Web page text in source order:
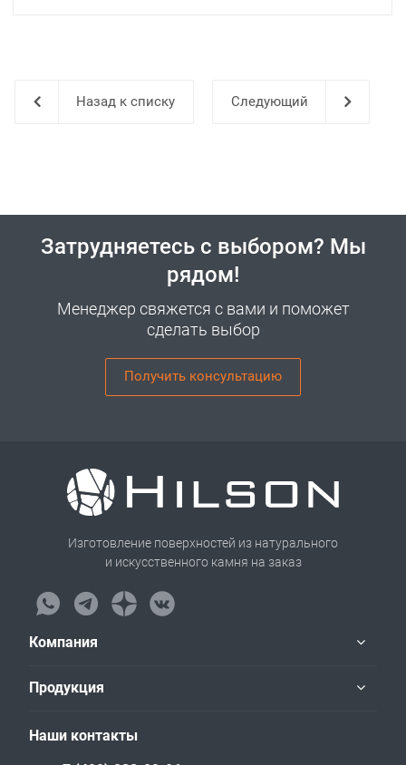
Назад к списку
Затрудняетесь с выбором? Мы
рядом!
Менеджер свяжется с вами и поможет
сделать выбор
Получить консультацию
Изготовление поверхностей из натурального
и искусственного камня на заказ
Компания
Продукция
Наши контакты